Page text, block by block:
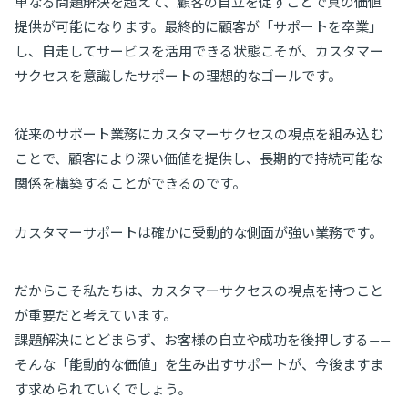
提供が可能になります。最終的に顧客が「サポートを卒業」
し、自走してサービスを活用できる状態こそが、カスタマー
サクセスを意識したサポートの理想的なゴールです。
従来のサポート業務にカスタマーサクセスの視点を組み込む
ことで、顧客により深い価値を提供し、長期的で持続可能な
関係を構築することができるのです。
カスタマーサポートは確かに受動的な側面が強い業務です。
だからこそ私たちは、カスタマーサクセスの視点を持つこと
が重要だと考えています。
課題解決にとどまらず、お客様の自立や成功を後押しする——
そんな「能動的な価値」を生み出すサポートが、今後ますま
す求められていくでしょう。